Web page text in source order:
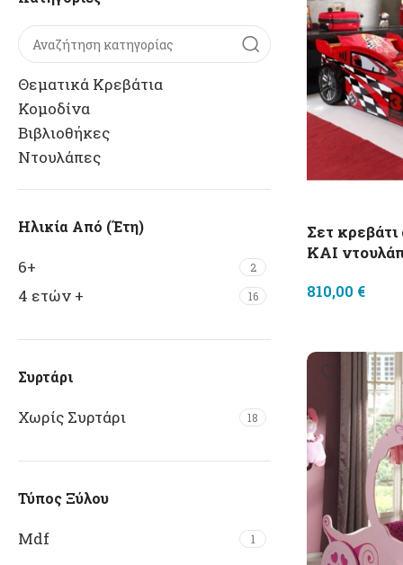
Θεματικά Κρεβάτια
Κομοδίνα
Βιβλιοθήκες
Ντουλάπες
Ηλικία Από (έτη)
6+ 2
4 ετών + 16
Συρτάρι
Χωρίς Συρτάρι 18
Τύπος Ξύλου
Mdf 1
Σετ
ΚΑΙ
810,00 €